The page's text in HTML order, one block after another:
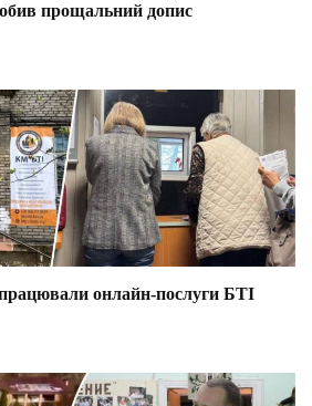
прощальний допис
онлайн-послуги БТІ